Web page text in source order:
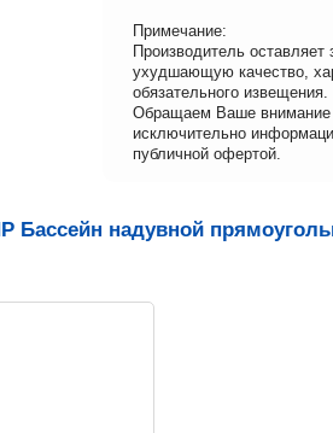
Примечание:
Производитель оставляет
ухудшающую качество,
обязательного извещения.
Обращаем Ваше внимание
исключительно
публичной офертой.
Бассейн надувной